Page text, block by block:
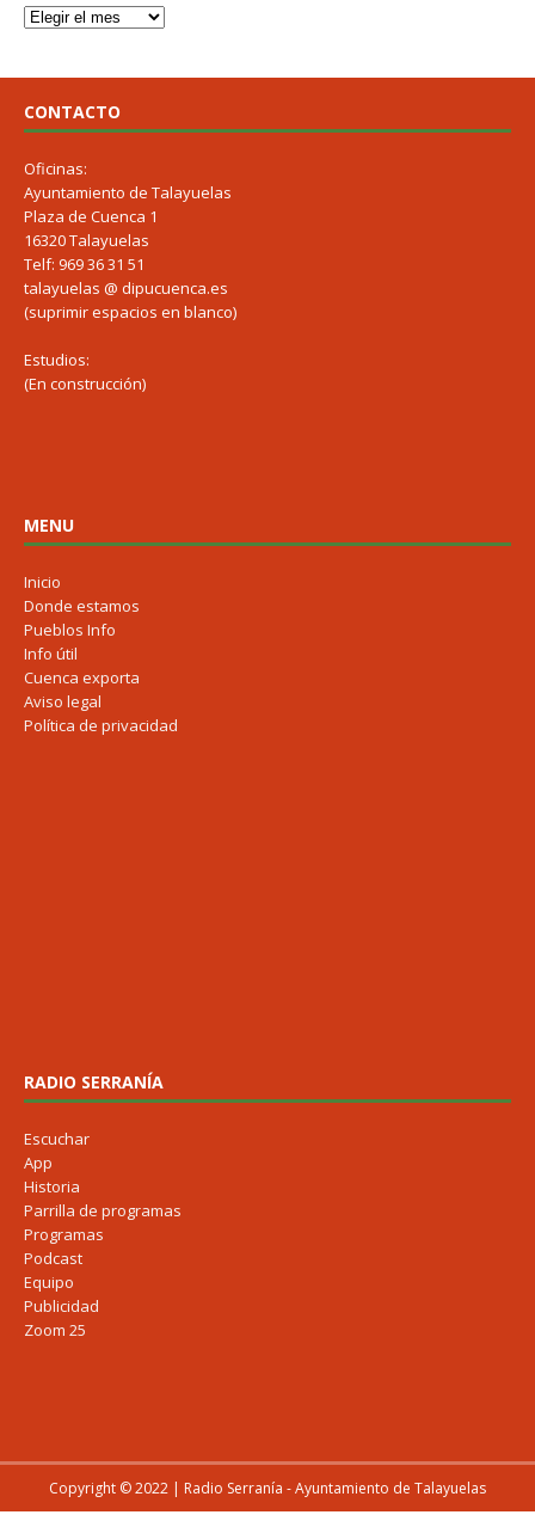
CONTACTO
Oficinas:
Ayuntamiento de Talayuelas
Plaza de Cuenca 1
16320 Talayuelas
Telf: 969 36 31 51
talayuelas @ dipucuenca.es
(suprimir espacios en blanco)
Estudios:
(En construcción)
MENU
Inicio
Donde estamos
Pueblos Info
Info útil
Cuenca exporta
Aviso legal
Política de privacidad
RADIO SERRANÍA
Escuchar
App
Historia
Parrilla de programas
Programas
Podcast
Equipo
Publicidad
Zoom 25
Copyright © 2022 | Radio Serranía - Ayuntamiento de Talayuelas